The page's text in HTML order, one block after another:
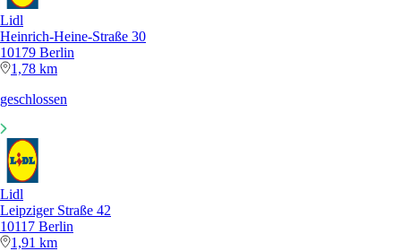
Lidl
Heinrich-Heine-Straße 30
10179 Berlin
1,78 km
geschlossen
Lidl
Leipziger Straße 42
10117 Berlin
1,91 km